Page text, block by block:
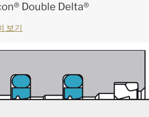
Double Delta®
보기